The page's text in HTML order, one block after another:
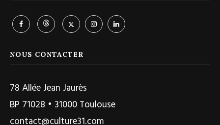
NOUS CONTACTER
78 Allée Jean Jaurès
BP 71028 • 31000 Toulouse
contact@culture31.com